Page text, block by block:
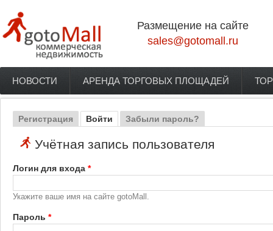
Размещение на сайте
sales@gotomall.ru
Главное меню
НОВОСТИ АРЕНДА ТОРГОВЫХ ПЛОЩАДЕЙ
Главные вкладки
Регистрация Войти (активная вкладка)
Забыли пароль?
Учётная запись пользователя
Логин для входа *
Укажите ваше имя на сайте gotoMall.
Пароль *